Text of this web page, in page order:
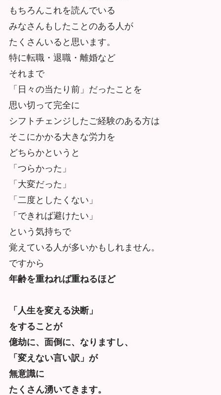
もちろんこれを読んでいる
みなさんもしたことのある人が
たくさんいると思います。
特に転職・退職・離婚など
それまで
「日々の当たり前」だったことを
思い切って完全に
シフトチェンジしたご経験のある方は
そこにかかる大きな労力を
どちらかというと
「つらかった」
「大変だった」
「二度としたくない」
「できれば避けたい」
という気持ちで
覚えている人が多いかもしれません。
ですから
年齢を重ねれば重ねるほど
「人生を変える決断」
をすることが
億劫に、面倒に、なりますし、
「変えない言い訳」が
無意識に
たくさん湧いてきます。